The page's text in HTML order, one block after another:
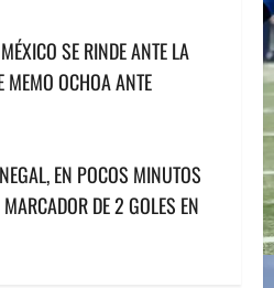
SE RINDE ANTE LA
MEMO OCHOA ANTE
EN POCOS MINUTOS
DE 2 GOLES EN